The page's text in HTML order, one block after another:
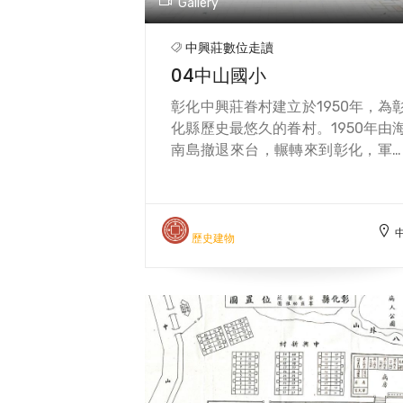
事館」、「中興莊眷村文化園區」
Gallery
中興莊數位走讀
04中山國小
彰化中興莊眷村建立於1950年，為
化縣歷史最悠久的眷村。1950年由
南島撤退來台，輾轉來到彰化，軍
於今日中山國小旁，由師部出資購
竹子、泥巴和以稻草，在部隊工兵
頂幾近全毀，國防部緊急安置受災
眷戶住進中山國小避難，中興莊與
山國小形同「命運共同體」。為了
讓故事被淹沒，彰化縣文化局
年邀請中山國小老師帶領第11、12
歷史建物